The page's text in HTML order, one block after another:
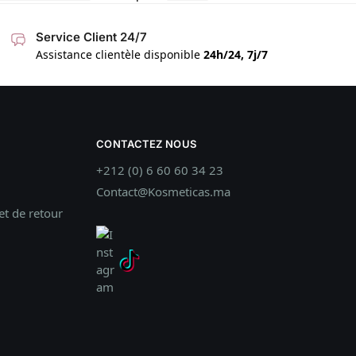
Service Client 24/7
Assistance clientèle disponible 24h/24, 7j/7
de retour
CONTACTEZ NOUS
+212 (0) 6 60 60 34 23
Contact@Kosmeticas.ma